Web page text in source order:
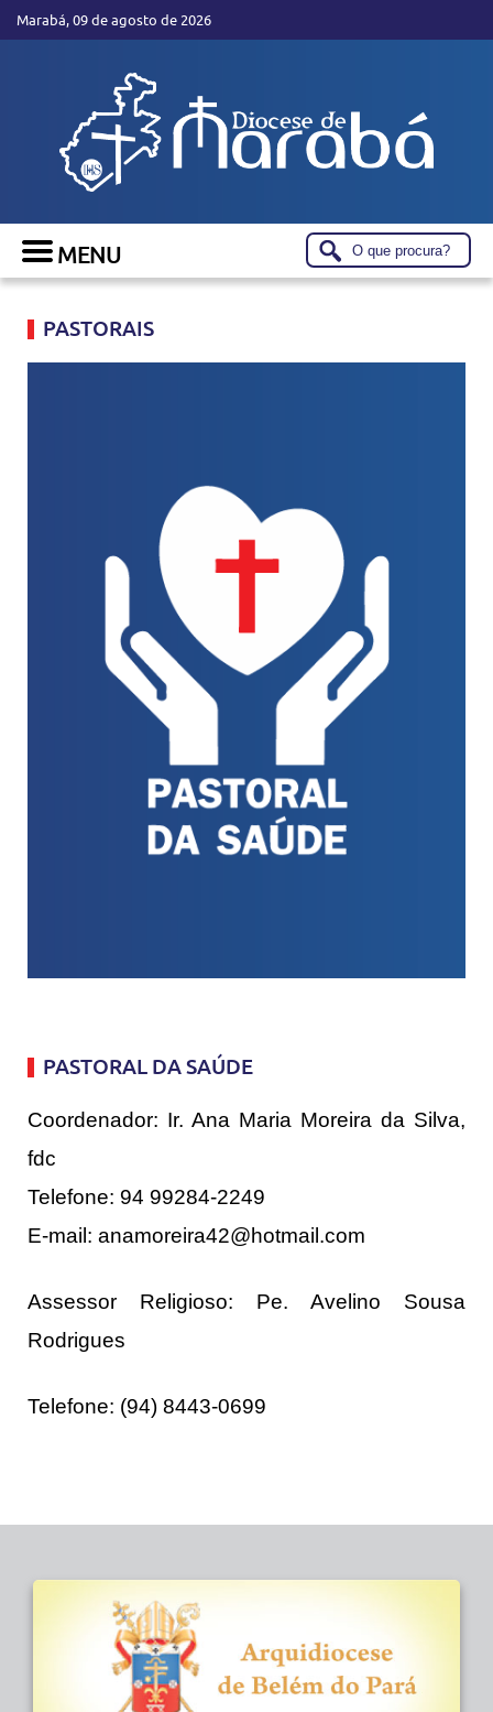
Marabá, 09 de agosto de 2026
PASTORAIS
PASTORAL DA SAÚDE
Coordenador: Ir. Ana Maria Moreira da Silva,
fdc
Telefone: 94 99284-2249
E-mail: anamoreira42@hotmail.com
Assessor Religioso: Pe. Avelino Sousa
Rodrigues
Telefone: (94) 8443-0699